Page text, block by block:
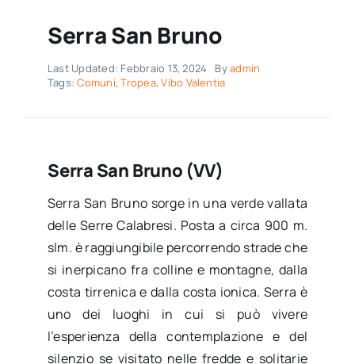
Serra San Bruno
Last Updated: Febbraio 13, 2024 Byadmin
Tags:Comuni,Tropea,Vibo Valentia
Serra San Bruno (VV)
Serra San Bruno sorge in una verde vallata
delle Serre Calabresi. Posta a circa 900 m.
slm. è raggiungibile percorrendo strade che
si inerpicano fra colline e montagne, dalla
costa tirrenica e dalla costa ionica. Serra è
uno dei luoghi in cui si può vivere
l’esperienza della contemplazione e del
silenzio se visitato nelle fredde e solitarie